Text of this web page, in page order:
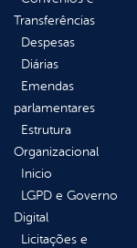
Transferências
Despesas
Diárias
Emendas
parlamentares
Estrutura
Organizacional
Inicio
LGPD e Governo
Digital
Licitações e